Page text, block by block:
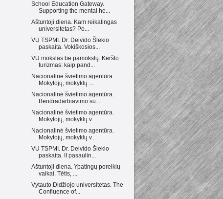
School Education Gateway.
Supporting the mental he...
Aštuntoji diena. Kam reikalingas
universitetas? Po...
VU TSPMI. Dr. Deivido Šlekio
paskaita. Vokiškosios...
VU mokslas be pamokslų. Keršto
turizmas: kaip pand...
Nacionalinė švietimo agentūra.
Mokytojų, mokyklų ...
Nacionalinė švietimo agentūra.
Bendradarbiavimo su...
Nacionalinė švietimo agentūra.
Mokytojų, mokyklų v...
Nacionalinė švietimo agentūra.
Mokytojų, mokyklų v...
VU TSPMI. Dr. Deivido Šlekio
paskaita. II pasaulin...
Aštuntoji diena. Ypatingų poreikių
vaikai. Tėtis, ...
Vytauto Didžiojo universitetas. The
Confluence of...